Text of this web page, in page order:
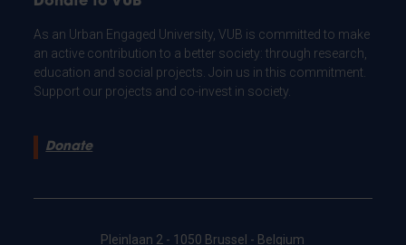
As an Urban Engaged University, VUB is committed to make
an active contribution to a better society: through research,
education and social projects. Join us in this commitment.
Support our projects and co-invest in society.
Donate
Pleinlaan 2 - 1050 Brussel - Belgium